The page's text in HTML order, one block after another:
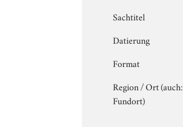
Sachtitel
Datierung
Format
Region / Ort (auch:
Fundort)